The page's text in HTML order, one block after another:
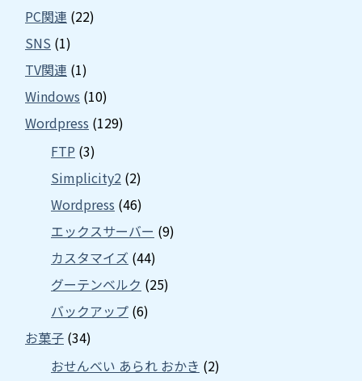
PC関連 (22)
SNS (1)
TV関連 (1)
Windows (10)
Wordpress (129)
FTP (3)
Simplicity2 (2)
Wordpress (46)
エックスサーバー (9)
カスタマイズ (44)
グーテンベルク (25)
バックアップ (6)
お菓子 (34)
おせんべい あられ おかき (2)